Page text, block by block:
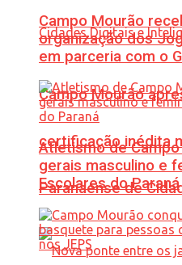
Campo Mourão
certificação inédita
Paranaense de
Campo Mourão
organização dos
em parceria com o
Atletismo de
gerais masculino e
Escolares do Paraná